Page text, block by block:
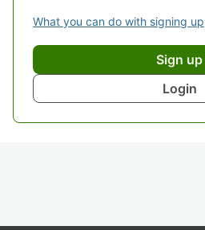
What you can do with signing up
Sign up
Login